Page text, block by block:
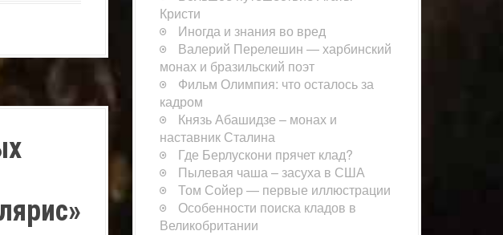
Кристи
Иногда и знания во вред
Валерий Перелешин — харбинский
монах и бразильский поэт
Фильм Олимпия: что осталось за
кадром
Князь Абашидзе – монах и
наставник Сталина
Где Берлускони прячет клад?
Пылевая чаша – засуха в США
Том Сойер — первые иллюстрации
Особенности поиска кладов в
Великобритании